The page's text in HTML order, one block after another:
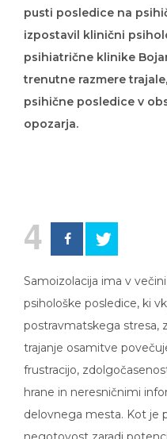
izpostavil klinični
psihiatrične klinike
trenutne razmere
psihične posledice v
opozarja.
4
psihološke posledice, ki
postravmatskega stresa,
trajanje osamitve
frustracijo,
hrane in neresničnimi
delovnega mesta. Kot je
negotovost zaradi